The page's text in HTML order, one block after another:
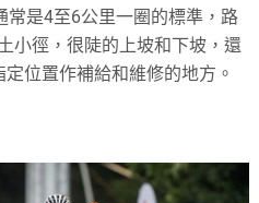
常是4至6公里一圈的標準，路
小徑，很陡的上坡和下坡，還
位置作補給和維修的地方。